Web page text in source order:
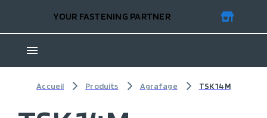
YOUR FASTENING PARTNER
Accueil Produits Agrafage TSK 14M